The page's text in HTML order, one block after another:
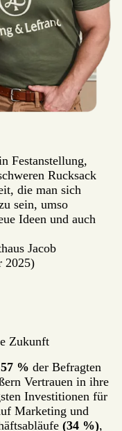
Festanstellung,
Rucksack
die man sich
sein, umso
Ideen und auch
Jacob
2025)
Zukunft
57 % der Befragten
Vertrauen in ihre
Investitionen für
Marketing und
(34 %),